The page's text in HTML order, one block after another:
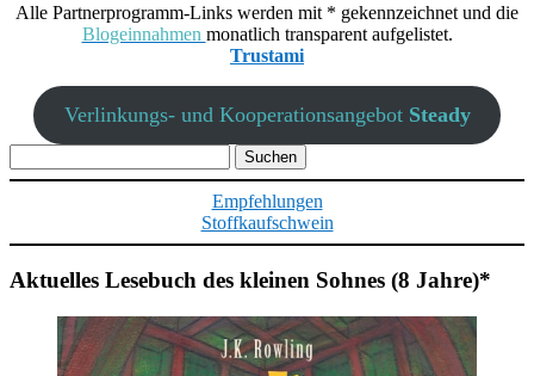
Alle Partnerprogramm-Links werden mit * gekennzeichnet und die
Blogeinnahmen monatlich transparent aufgelistet.
Trustami
Verlinkungs- und Kooperationsangebot Steady
nach:
Empfehlungen
Stoffkaufschwein
Aktuelles Lesebuch des kleinen Sohnes (8 Jahre)*